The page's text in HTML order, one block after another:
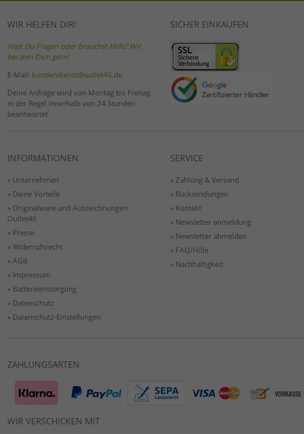
WIR HELFEN DIR!
Hast Du Fragen oder brauchst Hilfe? Wir
beraten Dich gern!
E-Mail: kundendienst@outlet46.de
Deine Anfrage wird von Montag bis Freitag
in der Regel innerhalb von 24 Stunden
beantwortet
SICHER EINKAUFEN
INFORMATIONEN
» Unternehmen
» Deine Vorteile
» Originalware und Auszeichnungen
Outlet46
» Presse
» Widerrufsrecht
» AGB
» Impressum
» Batterieentsorgung
» Datenschutz
» Datenschutz-Einstellungen
SERVICE
» Zahlung & Versand
» Rücksendungen
» Kontakt
» Newsletter anmeldung
» Newsletter abmelden
» FAQ/Hilfe
» Nachhaltigkeit
ZAHLUNGSARTEN
WIR VERSCHICKEN MIT